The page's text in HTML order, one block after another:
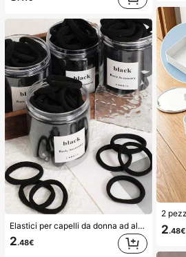
Elastici per capelli da donna ad alta elasticità, fasce per capelli, accessori per capelli, fasce per capelli per fitness e sport, accessori per la bellezza a casa, adatti per estate, vacanze, viaggi. (10/20/50/100/200)
2.48€
2.48€